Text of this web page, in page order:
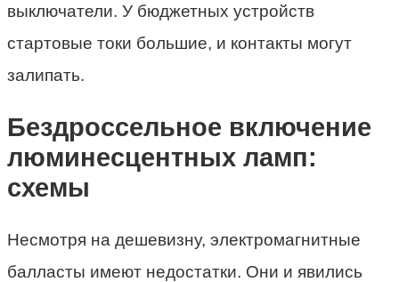
выключатели. У бюджетных устройств
стартовые токи большие, и контакты могут
залипать.
Бездроссельное включение
люминесцентных ламп:
схемы
Несмотря на дешевизну, электромагнитные
балласты имеют недостатки. Они и явились